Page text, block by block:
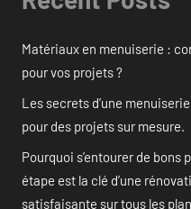
Matériaux en menuiserie :
pour vos projets ?
Les secrets d’une
pour des projets sur mesure.
Pourquoi s’entourer de
étape est la clé d’une
satisfaisante sur tous les